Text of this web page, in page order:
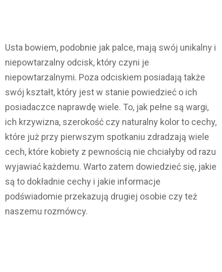
Usta bowiem, podobnie jak palce, mają swój unikalny i
niepowtarzalny odcisk, który czyni je
niepowtarzalnymi. Poza odciskiem posiadają także
swój kształt, który jest w stanie powiedzieć o ich
posiadaczce naprawdę wiele. To, jak pełne są wargi,
ich krzywizna, szerokość czy naturalny kolor to cechy,
które już przy pierwszym spotkaniu zdradzają wiele
cech, które kobiety z pewnością nie chciałyby od razu
wyjawiać każdemu. Warto zatem dowiedzieć się, jakie
są to dokładnie cechy i jakie informacje
podświadomie przekazują drugiej osobie czy też
naszemu rozmówcy.